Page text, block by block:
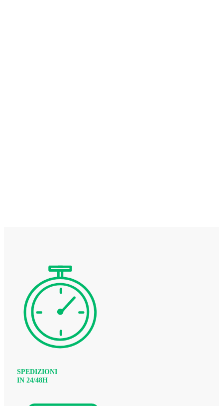
SPEDIZIONI
IN 24/48H